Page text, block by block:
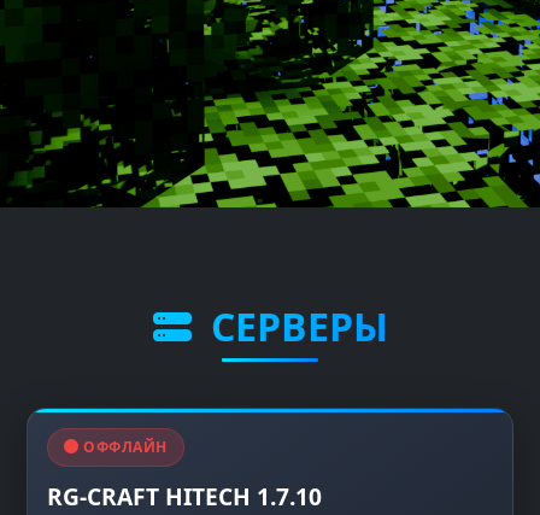
СЕРВЕРЫ
ОФФЛАЙН
RG-CRAFT HITECH 1.7.10